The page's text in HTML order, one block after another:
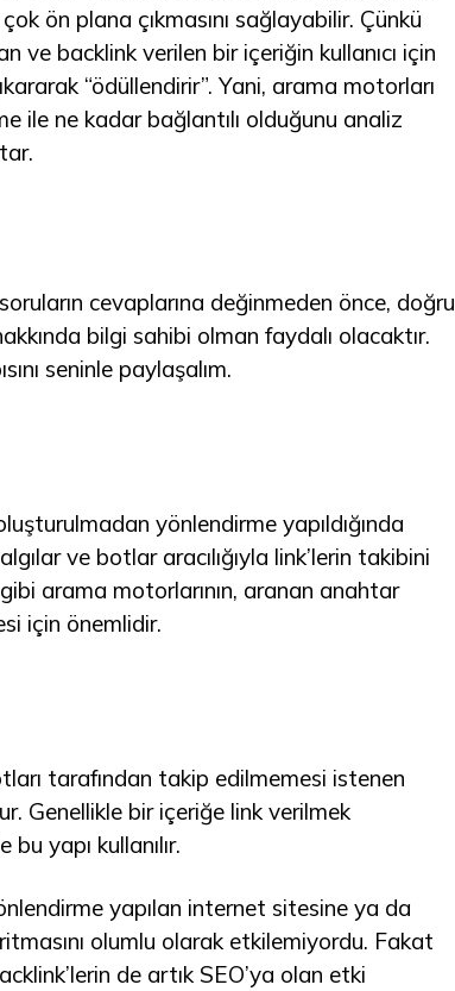
ön plana çıkmasını sağlayabilir. Çünkü
backlink verilen bir içeriğin kullanıcı için
“ödüllendirir”. Yani, arama motorları
ile ne kadar bağlantılı olduğunu analiz
cevaplarına değinmeden önce, doğru
bilgi sahibi olman faydalı olacaktır.
seninle paylaşalım.
yönlendirme yapıldığında
ve botlar aracılığıyla link’lerin takibini
arama motorlarının, aranan anahtar
için önemlidir.
tarafından takip edilmemesi istenen
Genellikle bir içeriğe link verilmek
yapı kullanılır.
yapılan internet sitesine ya da
olumlu olarak etkilemiyordu. Fakat
de artık SEO’ya olan etki